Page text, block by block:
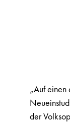
„Auf einen
der